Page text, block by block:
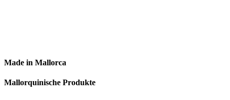
Made in Mallorca
Mallorquinische Produkte